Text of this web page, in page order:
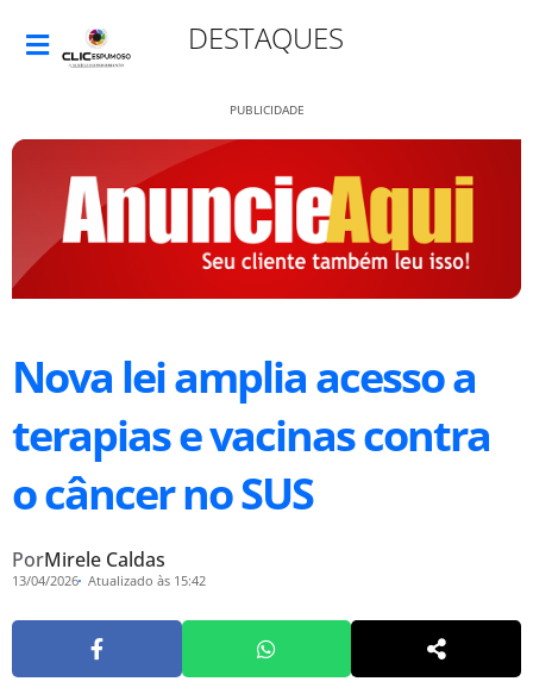
DESTAQUES
PUBLICIDADE
Nova lei amplia acesso a
terapias e vacinas contra
o câncer no SUS
PorMirele Caldas
13/04/2026 Atualizado às 15:42